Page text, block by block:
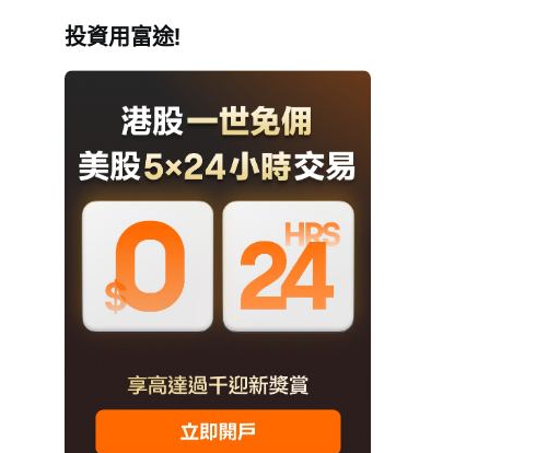
投資用富途!